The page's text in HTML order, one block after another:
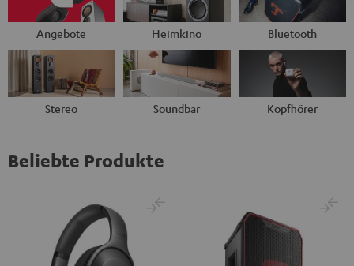
Angebote Heimkino Bluetooth
Stereo Soundbar Kopfhörer
Beliebte Produkte